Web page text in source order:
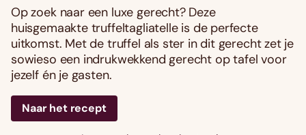
Op zoek naar een luxe gerecht? Deze
huisgemaakte truffeltagliatelle is de perfecte
uitkomst. Met de truffel als ster in dit gerecht zet je
sowieso een indrukwekkend gerecht op tafel voor
jezelf én je gasten.
Naar het recept